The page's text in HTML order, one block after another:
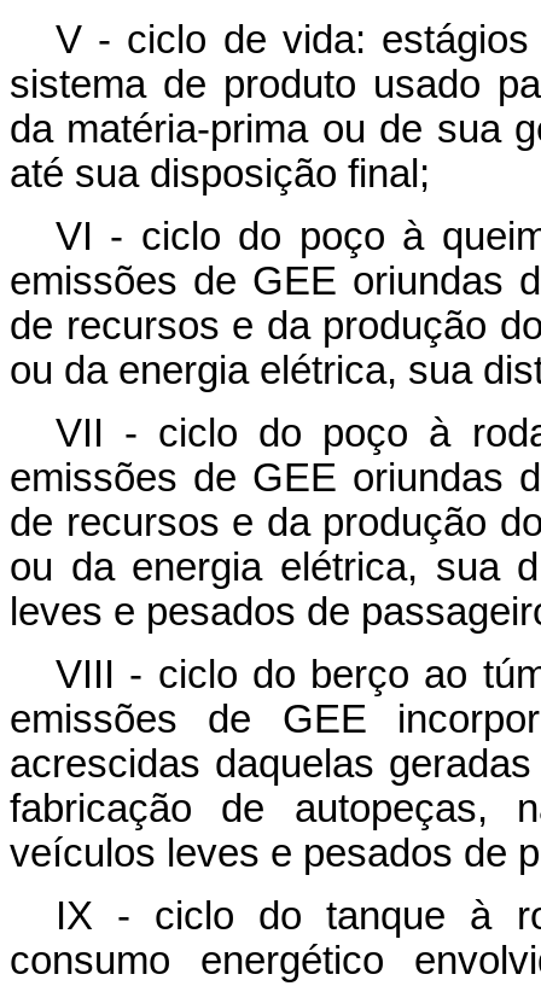
V - ciclo de vida:
sistema de produto usado
da matéria-prima ou de sua
até sua disposição final;
VI - ciclo do poço à
emissões de GEE oriundas
de recursos e da produção
ou da energia elétrica, sua
VII - ciclo do poço à
emissões de GEE oriundas
de recursos e da produção
ou da energia elétrica, sua
leves e pesados de
VIII - ciclo do berço ao
emissões de GEE
acrescidas daquelas
fabricação de autopeças,
veículos leves e pesados de
IX - ciclo do tanque à
consumo energético